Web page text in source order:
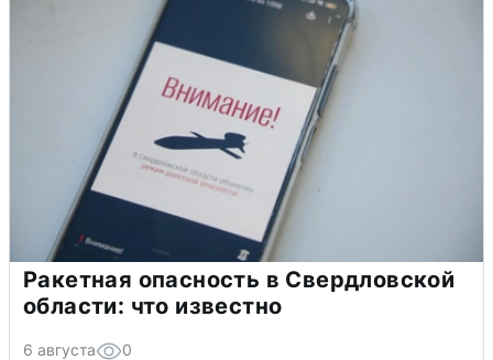
Ракетная опасность в Свердловской
области: что известно
6 августа 0